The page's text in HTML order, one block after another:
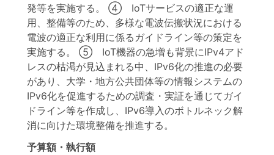
発等を実施する。 ④ IoTサービスの適正な運
用、整備等のため、多様な電波伝搬状況における
電波の適正な利用に係るガイドライン等の策定を
実施する。 ⑤ IoT機器の急増も背景にIPv4アド
レスの枯渇が見込まれる中、IPv6化の推進の必要
があり、大学・地方公共団体等の情報システムの
IPv6化を促進するための調査・実証を通じてガイ
ドライン等を作成し、IPv6導入のボトルネック解
消に向けた環境整備を推進する。
予算額・執行額